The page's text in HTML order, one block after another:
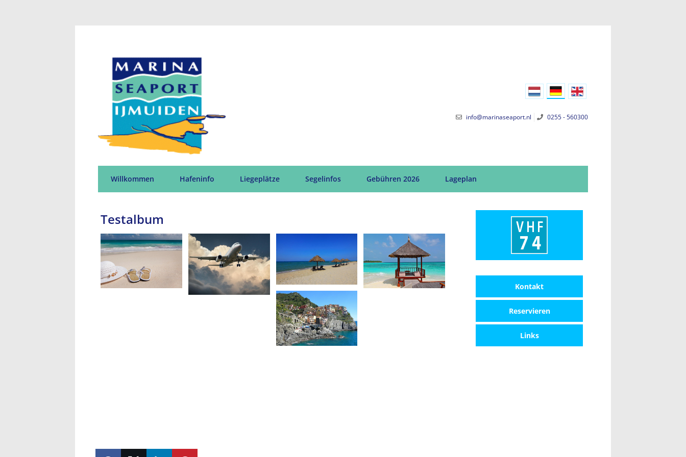
info@marinaseaport.nl 0255 - 560300
Willkommen Hafeninfo Liegeplätze Segelinfos Gebühren 2026 Lageplan
Testalbum
Kontakt
Reservieren
Links